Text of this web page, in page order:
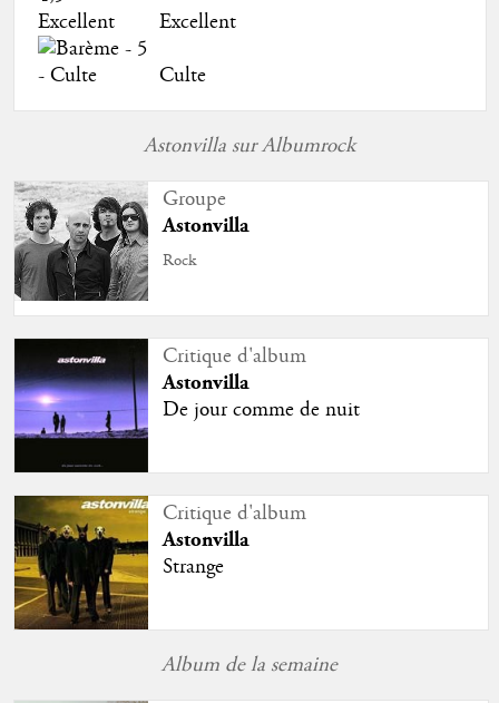
Excellent
Culte
Astonvilla sur Albumrock
Groupe
Astonvilla
Rock
Critique d'album
Astonvilla
De jour comme de nuit
Critique d'album
Astonvilla
Strange
Album de la semaine